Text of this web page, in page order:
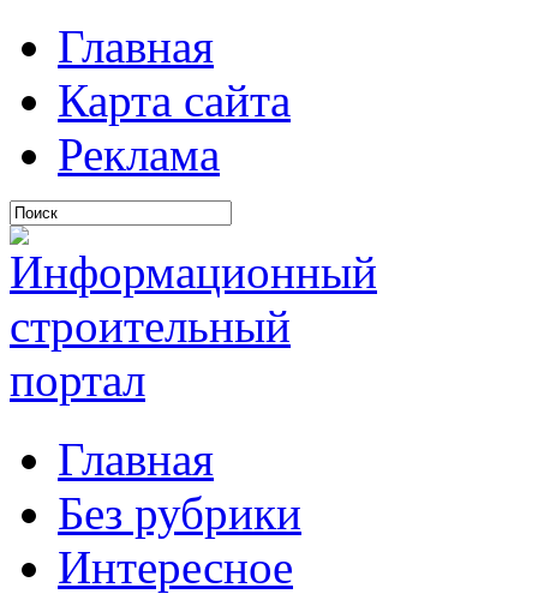
Главная
Карта сайта
Реклама
Главная
Без рубрики
Интересное